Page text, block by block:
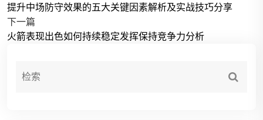
提升中场防守效果的五大关键因素解析及实战技巧分享
下一篇
火箭表现出色如何持续稳定发挥保持竞争力分析